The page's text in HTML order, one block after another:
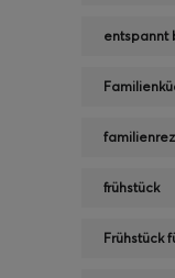
entspannt
frühstück
Frühstück